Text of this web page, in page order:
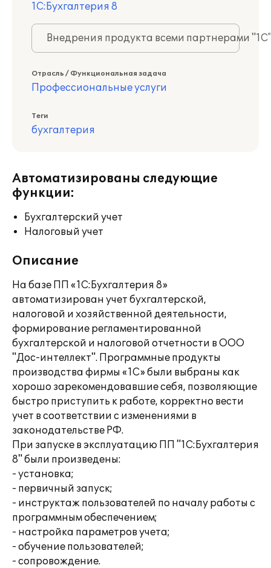
1С:Бухгалтерия 8
Внедрения продукта всеми партнерами
Отрасль / Функциональная задача
Профессиональные услуги
Теги
бухгалтерия
Автоматизированы следующие
функции:
Бухгалтерский учет
Налоговый учет
Описание
На базе ПП «1С:Бухгалтерия 8»
автоматизирован учет бухгалтерской,
налоговой и хозяйственной деятельности,
формирование регламентированной
бухгалтерской и налоговой отчетности в ООО
"Дос-интеллект". Программные продукты
производства фирмы «1С» были выбраны как
хорошо зарекомендовавшие себя, позволяющие
быстро приступить к работе, корректно вести
учет в соответствии с изменениями в
законодательстве РФ.
При запуске в эксплуатацию ПП "1С:Бухгалтерия
8" были произведены:
- установка;
- первичный запуск;
- инструктаж пользователей по началу работы с
программным обеспечением;
- настройка параметров учета;
- обучение пользователей;
- сопровождение.